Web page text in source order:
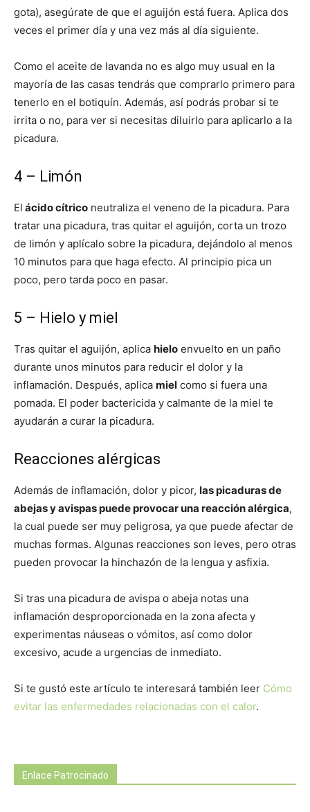
gota), asegúrate de que el aguijón está fuera. Aplica dos
veces el primer día y una vez más al día siguiente.
Como el aceite de lavanda no es algo muy usual en la
mayoría de las casas tendrás que comprarlo primero para
tenerlo en el botiquín. Además, así podrás probar si te
irrita o no, para ver si necesitas diluirlo para aplicarlo a la
picadura.
4 – Limón
El ácido cítrico neutraliza el veneno de la picadura. Para
tratar una picadura, tras quitar el aguijón, corta un trozo
de limón y aplícalo sobre la picadura, dejándolo al menos
10 minutos para que haga efecto. Al principio pica un
poco, pero tarda poco en pasar.
5 – Hielo y miel
Tras quitar el aguijón, aplica hielo envuelto en un paño
durante unos minutos para reducir el dolor y la
inflamación. Después, aplica miel como si fuera una
pomada. El poder bactericida y calmante de la miel te
ayudarán a curar la picadura.
Reacciones alérgicas
Además de inflamación, dolor y picor, las picaduras de
abejas y avispas puede provocar una reacción alérgica,
la cual puede ser muy peligrosa, ya que puede afectar de
muchas formas. Algunas reacciones son leves, pero otras
pueden provocar la hinchazón de la lengua y asfixia.
Si tras una picadura de avispa o abeja notas una
inflamación desproporcionada en la zona afecta y
experimentas náuseas o vómitos, así como dolor
excesivo, acude a urgencias de inmediato.
Si te gustó este artículo te interesará también leer Cómo
evitar las enfermedades relacionadas con el calor.
Enlace Patrocinado